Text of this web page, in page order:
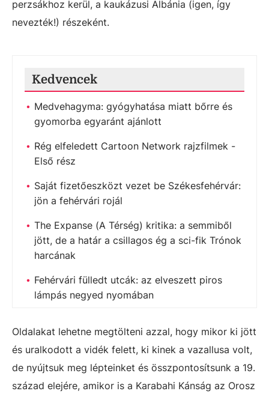
perzsákhoz kerül, a kaukázusi Albánia (igen, így
nevezték!) részeként.
Kedvencek
Medvehagyma: gyógyhatása miatt bőrre és
gyomorba egyaránt ajánlott
Rég elfeledett Cartoon Network rajzfilmek -
Első rész
Saját fizetőeszközt vezet be Székesfehérvár:
jön a fehérvári rojál
The Expanse (A Térség) kritika: a semmiből
jött, de a határ a csillagos ég a sci-fik Trónok
harcának
Fehérvári fülledt utcák: az elveszett piros
lámpás negyed nyomában
Oldalakat lehetne megtölteni azzal, hogy mikor ki jött
és uralkodott a vidék felett, ki kinek a vazallusa volt,
de nyújtsuk meg lépteinket és összpontosítsunk a 19.
század elejére, amikor is a Karabahi Kánság az Orosz